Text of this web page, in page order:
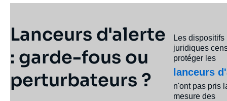
Lanceurs d'alerte
: garde-fous ou
perturbateurs ?
Les dispositifs
juridiques
protéger les
lanceurs
n'ont pas pris
mesure des